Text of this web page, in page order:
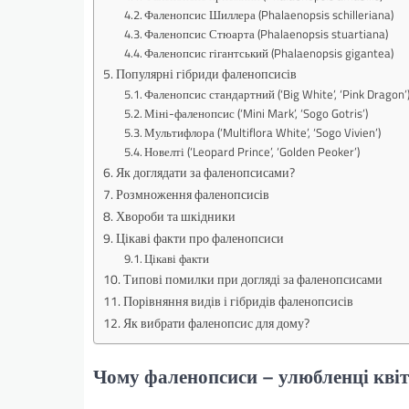
Фаленопсис Шиллера (Phalaenopsis schilleriana)
Фаленопсис Стюарта (Phalaenopsis stuartiana)
Фаленопсис гігантський (Phalaenopsis gigantea)
Популярні гібриди фаленопсисів
Фаленопсис стандартний (‘Big White’, ‘Pink Dragon’)
Міні-фаленопсис (‘Mini Mark’, ‘Sogo Gotris’)
Мультифлора (‘Multiflora White’, ‘Sogo Vivien’)
Новелті (‘Leopard Prince’, ‘Golden Peoker’)
Як доглядати за фаленопсисами?
Розмноження фаленопсисів
Хвороби та шкідники
Цікаві факти про фаленопсиси
Цікаві факти
Типові помилки при догляді за фаленопсисами
Порівняння видів і гібридів фаленопсисів
Як вибрати фаленопсис для дому?
Чому фаленопсиси – улюбленці